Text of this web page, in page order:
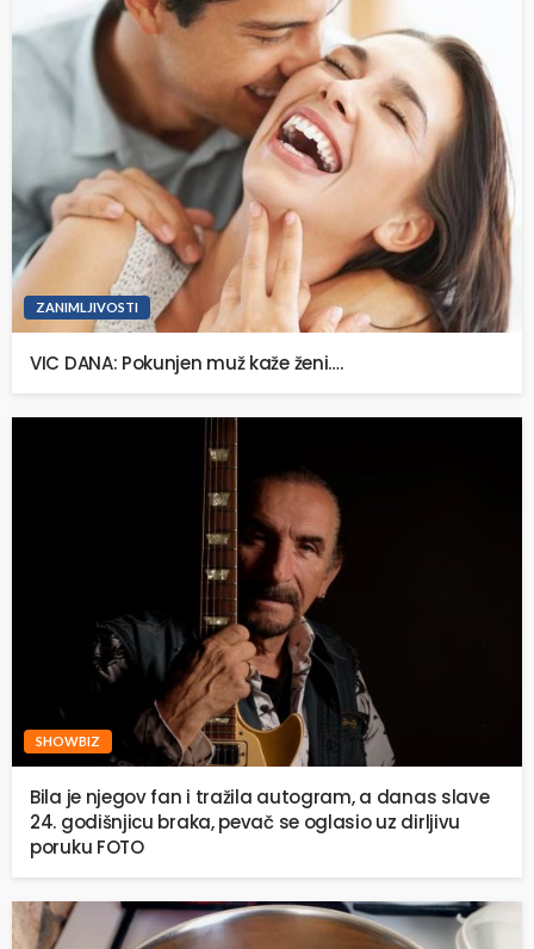
ZANIMLJIVOSTI
VIC DANA: Pokunjen muž kaže ženi….
SHOWBIZ
Bila je njegov fan i tražila autogram, a danas slave
24. godišnjicu braka, pevač se oglasio uz dirljivu
poruku FOTO